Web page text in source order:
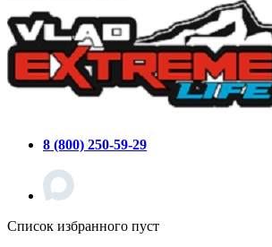
8 (800) 250-59-29
Список избранного пуст